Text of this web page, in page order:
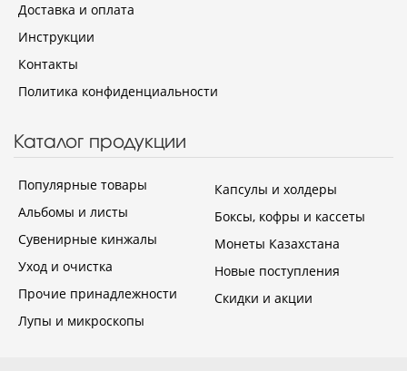
Доставка и оплата
Инструкции
Контакты
Политика конфиденциальности
Каталог продукции
Популярные товары
Альбомы и листы
Сувенирные кинжалы
Уход и очистка
Прочие принадлежности
Лупы и микроскопы
Капсулы и холдеры
Боксы, кофры и кассеты
Монеты Казахстана
Новые поступления
Скидки и акции